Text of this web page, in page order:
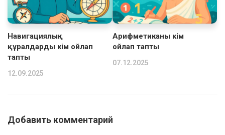
Навигациялық
құралдарды кім ойлап
тапты
12.09.2025
Арифметиканы кім
ойлап тапты
07.12.2025
Добавить комментарий